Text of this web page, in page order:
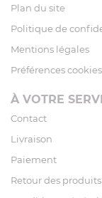
Plan du site
Politique de
Mentions légales
Préférences cookies
À VOTRE
Contact
Livraison
Paiement
Retour des produits